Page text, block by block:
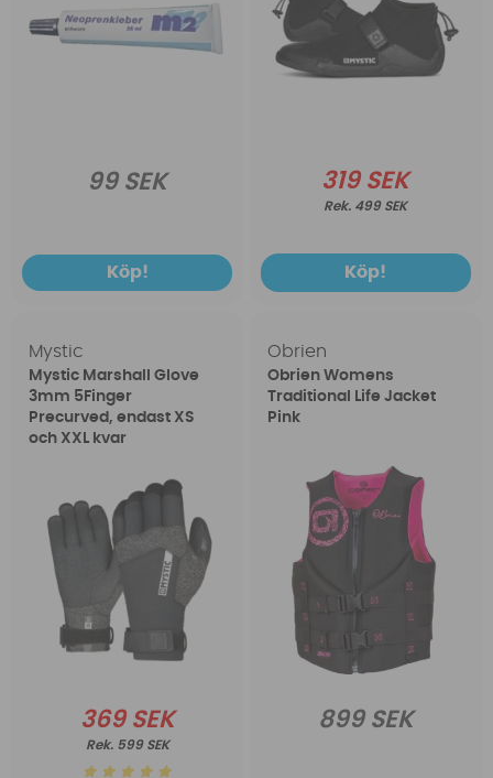
99 SEK
Köp!
319 SEK
499 SEK
Köp!
Mystic
Mystic Marshall Glove
3mm 5Finger
Precurved, endast XS
och XXL kvar
369 SEK
599 SEK
Obrien
Obrien Womens
Traditional Life Jacket
Pink
899 SEK